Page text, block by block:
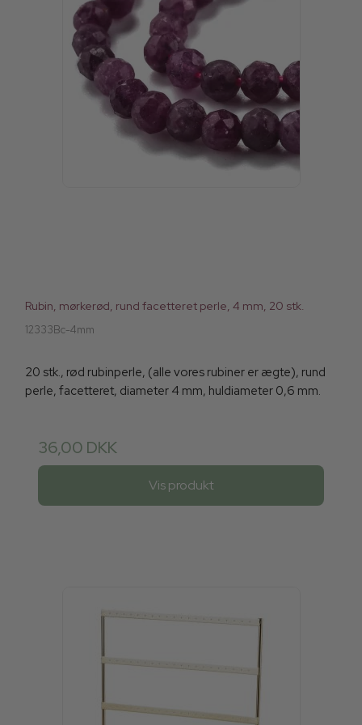
Rubin, mørkerød, rund facetteret perle, 4 mm, 20 stk.
12333Bc-4mm
20 stk., rød rubinperle, (alle vores rubiner er ægte), rund
perle, facetteret, diameter 4 mm, huldiameter 0,6 mm.
36,00 DKK
Vis produkt